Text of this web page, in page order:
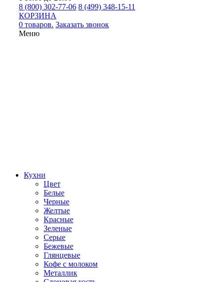
8 (800) 302-77-06 8 (499) 348-15-11
КОРЗИНА
0 товаров. Заказать звонок
Меню
Кухни
Цвет
Белые
Черные
Желтые
Красные
Зеленые
Серые
Бежевые
Глянцевые
Кофе с молоком
Металлик